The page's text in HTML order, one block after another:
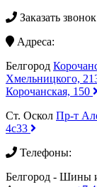
Заказать звонок
Адреса:
Белгород
Хмельницкого,
Корочанская, 150
Ст. Оскол Пр-т
4с33
Телефоны:
Белгород - Шины